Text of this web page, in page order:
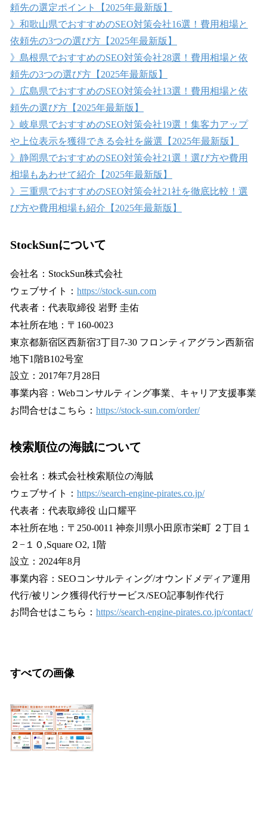
頼先の選定ポイント【2025年最新版】
》和歌山県でおすすめのSEO対策会社16選！費用相場と
依頼先の3つの選び方【2025年最新版】
》島根県でおすすめのSEO対策会社28選！費用相場と依
頼先の3つの選び方【2025年最新版】
》広島県でおすすめのSEO対策会社13選！費用相場と依
頼先の選び方【2025年最新版】
》岐阜県でおすすめのSEO対策会社19選！集客力アップ
や上位表示を獲得できる会社を厳選【2025年最新版】
》静岡県でおすすめのSEO対策会社21選！選び方や費用
相場もあわせて紹介【2025年最新版】
》三重県でおすすめのSEO対策会社21社を徹底比較！選
び方や費用相場も紹介【2025年最新版】
StockSunについて
会社名：StockSun株式会社
ウェブサイト： https://stock-sun.com
代表者：代表取締役 岩野 圭佑
本社所在地：〒160-0023
東京都新宿区西新宿3丁目7-30 フロンティアグラン西新宿
地下1階B102号室
設立：2017年7月28日
事業内容：Webコンサルティング事業、キャリア支援事業
お問合せはこちら： https://stock-sun.com/order/
検索順位の海賊について
会社名：株式会社検索順位の海賊
ウェブサイト： https://search-engine-pirates.co.jp/
代表者：代表取締役 山口耀平
本社所在地：〒250-0011 神奈川県小田原市栄町 ２丁目１
２−１０,Square O2, 1階
設立：2024年8月
事業内容：SEOコンサルティング/オウンドメディア運用
代行/被リンク獲得代行サービス/SEO記事制作代行
お問合せはこちら： https://search-engine-pirates.co.jp/contact/
すべての画像